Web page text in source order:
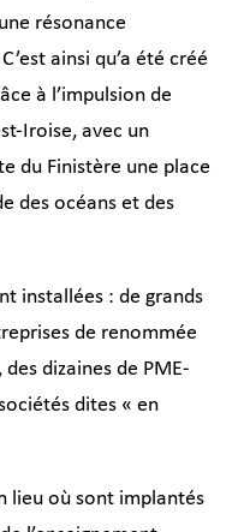
résonance
ainsi qu’a été créé
à l’impulsion de
Iroise, avec un
du Finistère une place
des océans et des
installées : de grands
de renommée
dizaines de PME-
dites « en
lieu où sont implantés